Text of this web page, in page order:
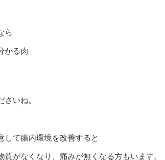
ら
かる肉
さいね。
して腸内環境を改善すると
質がなくなり、痛みが無くなる方もいます。